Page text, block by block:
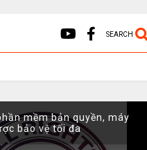
SEARCH
mềm bản quyền, máy
bảo vệ tối đa